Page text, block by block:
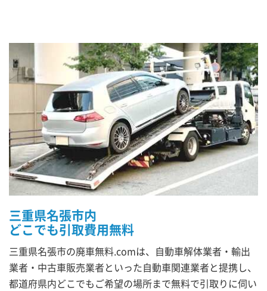
三重県名張市内
どこでも引取費用無料
三重県名張市の廃車無料.comは、自動車解体業者・輸出
業者・中古車販売業者といった自動車関連業者と提携し、
都道府県内どこでもご希望の場所まで無料で引取りに伺い